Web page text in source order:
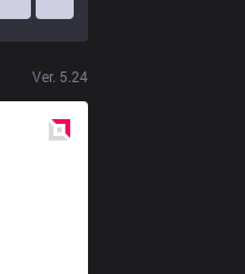
Ver. 5.24